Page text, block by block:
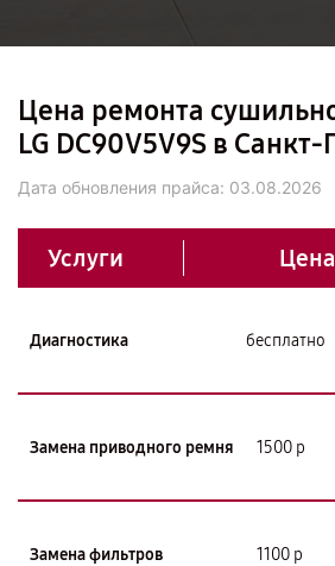
Цена ремонта
LG DC90V5V9S в
Дата обновления прайса: 03.08.2026
Услуги
Диагностика бесплатно
Замена приводного ремня 1500 р
Замена фильтров 1100 р